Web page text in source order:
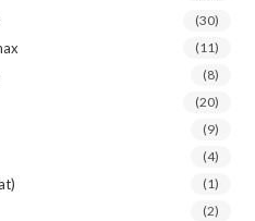
(30)
(11)
(8)
(20)
(9)
(4)
(1)
(2)